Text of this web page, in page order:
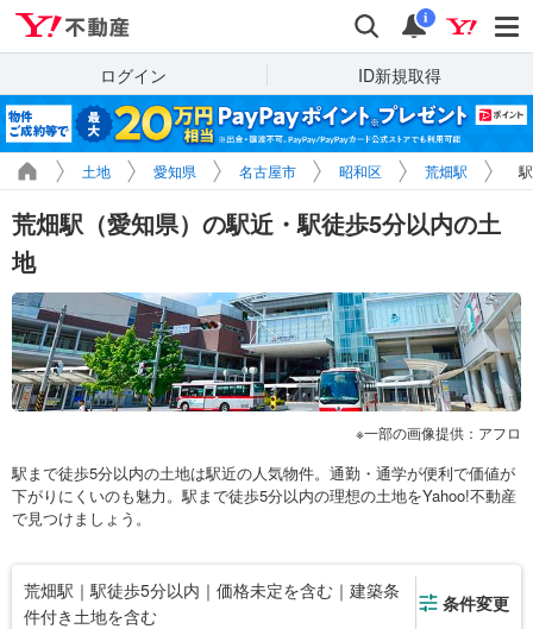
検索 通知
i
ログイン ID新規取得
土地 愛知県 名古屋市 昭和区 荒畑駅
荒畑駅（愛知県）の駅近・駅徒歩5分以内の土
地
一部の画像提供：アフロ
駅まで徒歩5分以内の土地は駅近の人気物件。通勤・通学が便利で価値が
下がりにくいのも魅力。駅まで徒歩5分以内の理想の土地をYahoo!不動産
で見つけましょう。
荒畑駅｜駅徒歩5分以内｜価格未定を含む｜建築条
件付き土地を含む
条件変更